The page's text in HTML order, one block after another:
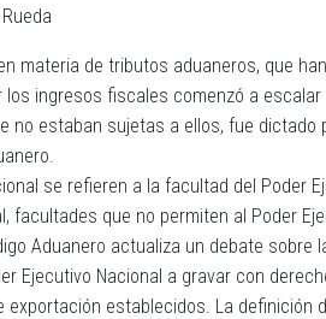
materia de tributos aduaneros, que
ingresos fiscales comenzó a
estaban sujetas a ellos, fue
se refieren a la facultad del Poder
facultades que no permiten al Poder
Aduanero actualiza un debate
Ejecutivo Nacional a gravar con
establecidos. La definición